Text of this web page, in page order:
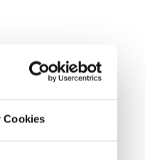
Cookies